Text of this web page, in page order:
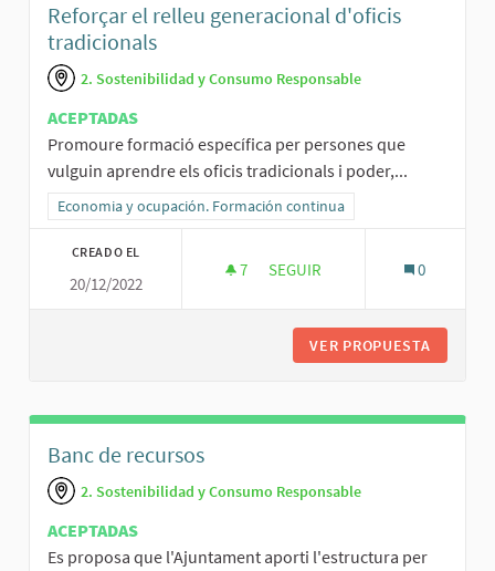
Reforçar el relleu generacional d'oficis
tradicionals
2. Sostenibilidad y Consumo Responsable
ACEPTADAS
Promoure formació específica per persones que
vulguin aprendre els oficis tradicionals i poder,...
Resultados al filtrar por la categoría: Economia y ocupación.
Economia y ocupación. Formación continua
CREADO EL
20/12/2022
7 7 SEGUIDORAS
SEGUIR 0
VER PROPUESTA
Banc de recursos
2. Sostenibilidad y Consumo Responsable
ACEPTADAS
Es proposa que l'Ajuntament aporti l'estructura per